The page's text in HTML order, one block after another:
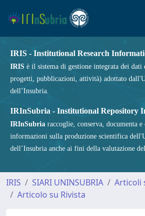
IRIS - Institutional Research
IRIS è il sistema di gestione integrata dei dati
progetti, pubblicazioni, attività) adottato
dell’Insubria.
IRInSubria - Institutional Repository
IRInSubria raccoglie, conserva, documenta e
informazioni sulla produzione scientifica
dell’Insubria anche ai fini della valutazione
IRIS SIARI UNINSUBRIA
Articoli
Articolo su Rivista